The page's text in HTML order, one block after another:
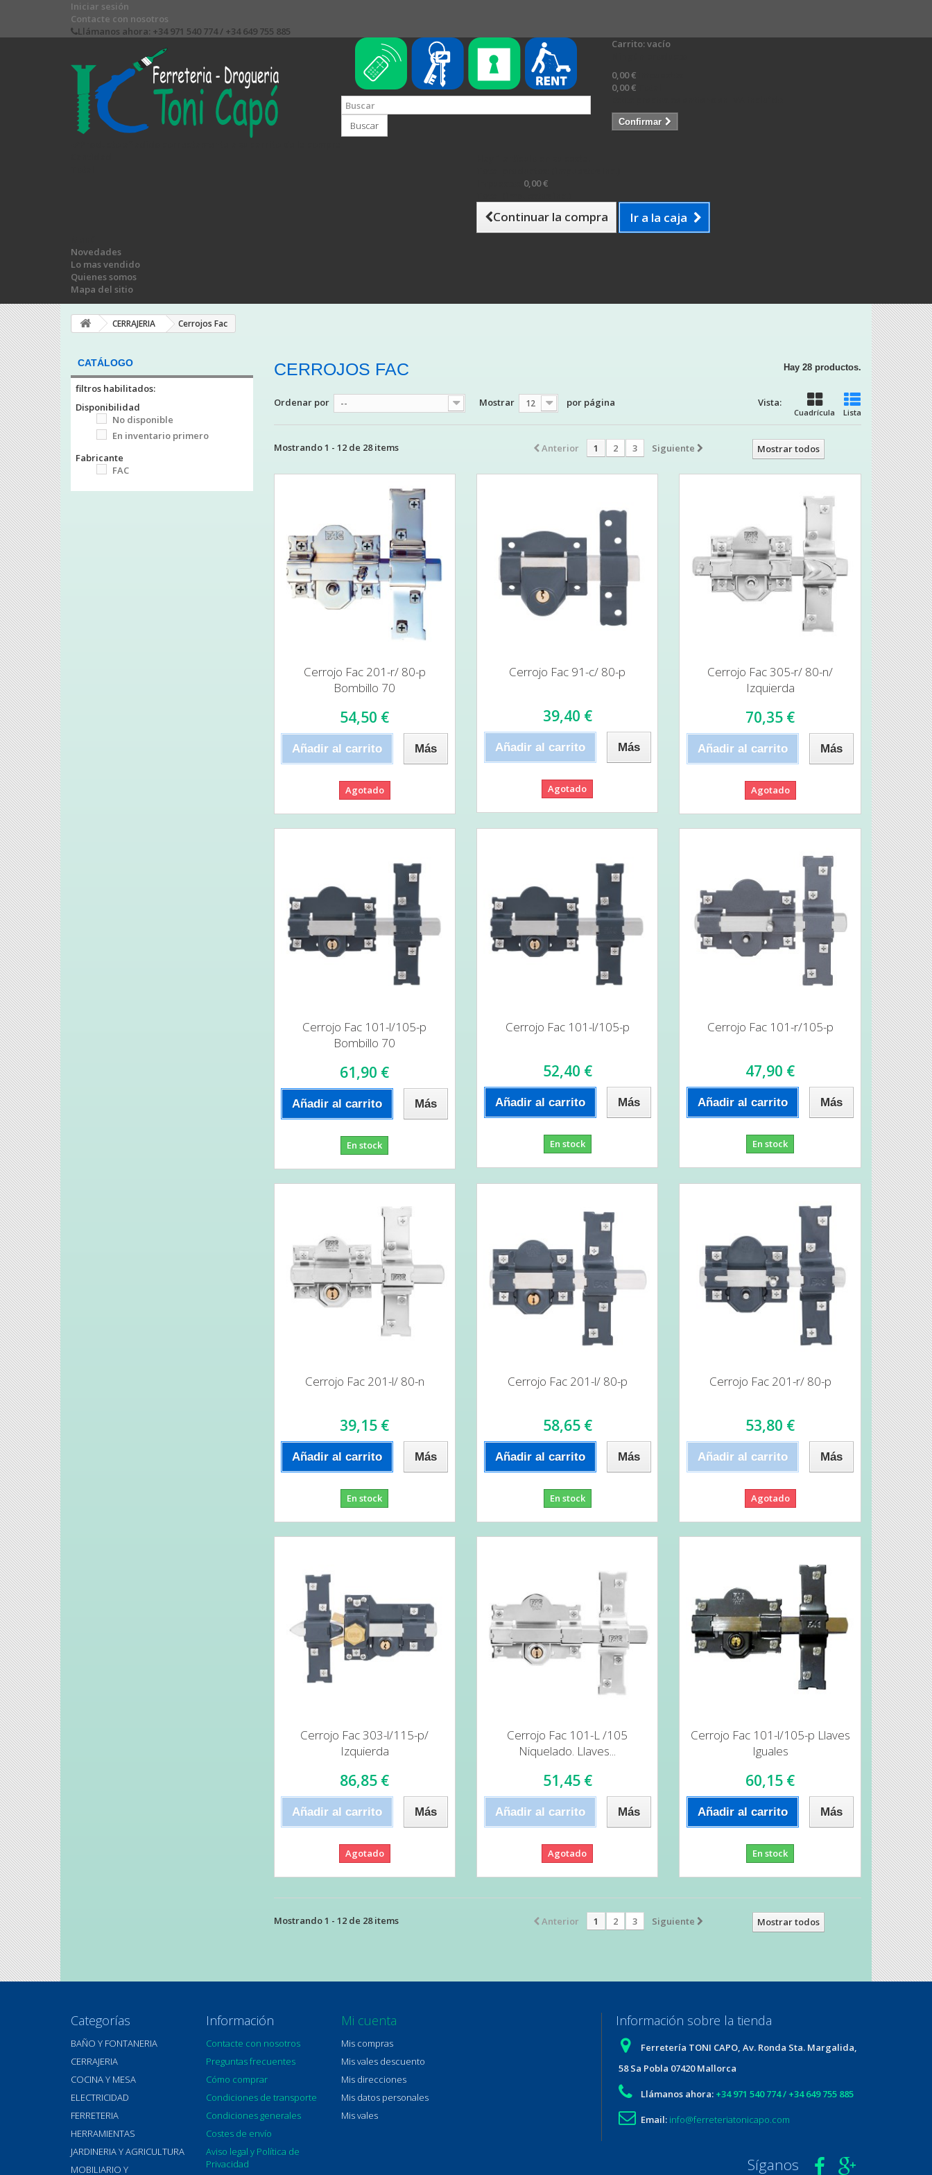
Iniciar sesión
Contacte con nosotros
Llámanos ahora: +34 971 540 774 / +34 649 755 885
Buscar
Carrito:vacío
0,00 €
0,00 €
Confirmar
0,00 €
Continuar la compra Ir a la caja
Novedades
Lo mas vendido
Quienes somos
Mapa del sitio
CERRAJERIA Cerrojos Fac
CATÁLOGO
filtros habilitados:
Disponibilidad
No disponible
En inventario primero
Fabricante
FAC
CERROJOS FAC Hay 28 productos.
Vista:
Cuadrícula Lista
Ordenar por -- Mostrar 12 por página
Mostrar todos
Anterior 1 2 3 Siguiente
Mostrando 1 - 12 de 28 items
Cerrojo Fac 201-r/ 80-p
Bombillo 70
54,50 €
Añadir al carrito Más
Agotado
Cerrojo Fac 91-c/ 80-p
39,40 €
Añadir al carrito Más
Agotado
Cerrojo Fac 305-r/ 80-n/
Izquierda
70,35 €
Añadir al carrito Más
Agotado
Cerrojo Fac 101-l/105-p
Bombillo 70
61,90 €
Añadir al carrito Más
En stock
Cerrojo Fac 101-l/105-p
52,40 €
Añadir al carrito Más
En stock
Cerrojo Fac 101-r/105-p
47,90 €
Añadir al carrito Más
En stock
Cerrojo Fac 201-l/ 80-n
39,15 €
Añadir al carrito Más
En stock
Cerrojo Fac 201-l/ 80-p
58,65 €
Añadir al carrito Más
En stock
Cerrojo Fac 201-r/ 80-p
53,80 €
Añadir al carrito Más
Agotado
Cerrojo Fac 303-l/115-p/
Izquierda
86,85 €
Añadir al carrito Más
Agotado
Cerrojo Fac 101-L /105
Niquelado. Llaves...
51,45 €
Añadir al carrito Más
Agotado
Cerrojo Fac 101-l/105-p Llaves
Iguales
60,15 €
Añadir al carrito Más
En stock
Mostrar todos
Anterior 1 2 3 Siguiente
Mostrando 1 - 12 de 28 items
Categorías
BAÑO Y FONTANERIA
CERRAJERIA
COCINA Y MESA
ELECTRICIDAD
FERRETERIA
HERRAMIENTAS
JARDINERIA Y AGRICULTURA
MOBILIARIO Y
Información
Contacte con nosotros
Preguntas frecuentes
Cómo comprar
Condiciones de transporte
Condiciones generales
Costes de envío
Aviso legal y Política de
Privacidad
Mi cuenta
Mis compras
Mis vales descuento
Mis direcciones
Mis datos personales
Mis vales
Información sobre la tienda
Ferretería TONI CAPO, Av. Ronda Sta. Margalida,
58 Sa Pobla 07420 Mallorca
Llámanos ahora: +34 971 540 774 / +34 649 755 885
Email: info@ferreteriatonicapo.com
Síganos